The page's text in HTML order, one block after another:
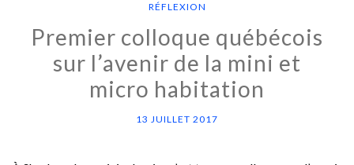
RÉFLEXION
Premier colloque québécois
sur l’avenir de la mini et
micro habitation
13 JUILLET 2017